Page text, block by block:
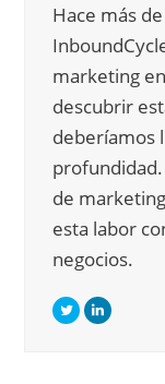
Hace más
marketing
descubrir
deberíamos
de
esta labor
negocios.